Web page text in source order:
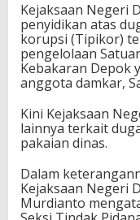
Kejaksaan Negeri
penyidikan atas
korupsi (Tipikor)
pengelolaan
Kebakaran Depok
anggota damkar,
Kini Kejaksaan
lainnya terkait
pakaian dinas.
Dalam
Kejaksaan Negeri
Murdianto